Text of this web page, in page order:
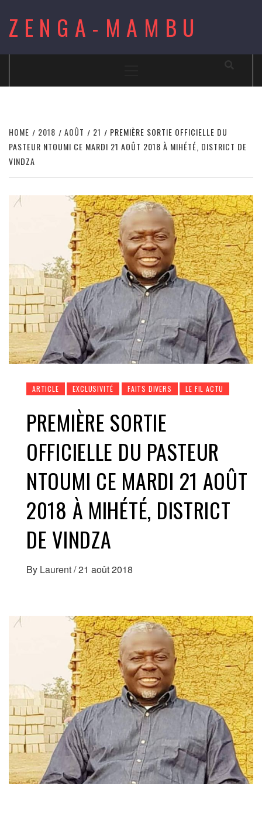
content
ZENGA-MAMBU
HOME 2018 AOÛT 21
PREMIÈRE SORTIE OFFICIELLE DU
PASTEUR NTOUMI CE MARDI 21 AOÛT 2018 À MIHÉTÉ, DISTRICT DE
VINDZA
ARTICLE EXCLUSIVITÉ FAITS DIVERS LE FIL ACTU
PREMIÈRE SORTIE
OFFICIELLE DU PASTEUR
NTOUMI CE MARDI 21 AOÛT
2018 À MIHÉTÉ, DISTRICT
DE VINDZA
By Laurent/21 août 2018